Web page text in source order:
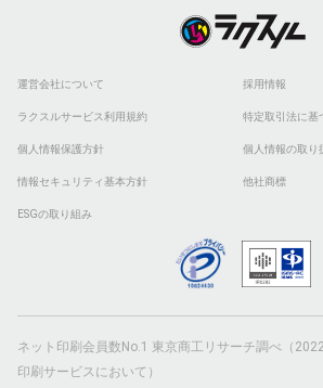
運営会社について 採用情報
ラクスルサービス利用規約 特定取引法に基
個人情報保護方針 個人情報の取り
情報セキュリティ基本方針 他社商標
ESGの取り組み
ネット印刷会員数No.1 東京商工リサーチ調べ（
印刷サービスにおいて）